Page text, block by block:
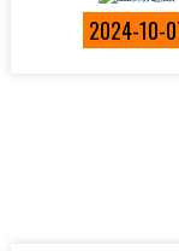
2024-10-